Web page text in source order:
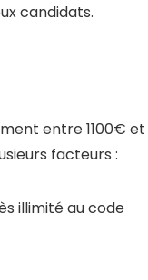
candidats.
entre 1100€ et
facteurs :
illimité au code